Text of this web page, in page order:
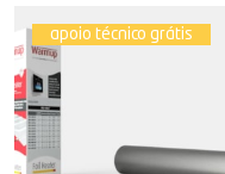
apoio técnico grátis